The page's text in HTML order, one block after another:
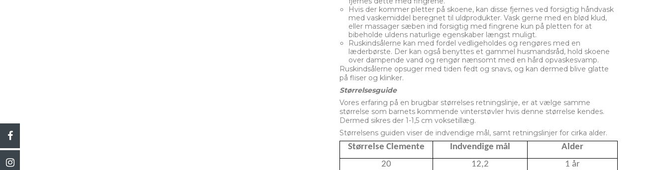
Hvis der kommer pletter på skoene, kan disse fjernes ved forsigtig håndvask
med vaskemiddel beregnet til uldprodukter. Vask gerne med en blød klud,
eller massager sæben ind forsigtig med fingrene kun på pletten for at
bibeholde uldens naturlige egenskaber længst muligt.
Ruskindsålerne kan med fordel vedligeholdes og rengøres med en
læderbørste. Der kan også benyttes et gammel husmandsråd, hold skoene
over dampende vand og rengør nænsomt med en hård opvaskesvamp.
Ruskindsålerne opsuger med tiden fedt og snavs, og kan dermed blive glatte
på fliser og klinker.
Størrelsesguide
Vores erfaring på en brugbar størrelses retningslinje, er at vælge samme
størrelse som barnets kommende vinterstøvler hvis denne størrelse kendes.
Dermed sikres der 1-1,5 cm voksetillæg.
Størrelsens guiden viser de indvendige mål, samt retningslinjer for cirka alder.
Størrelse Clemente Indvendige mål
Alder
20
12,2
1 år